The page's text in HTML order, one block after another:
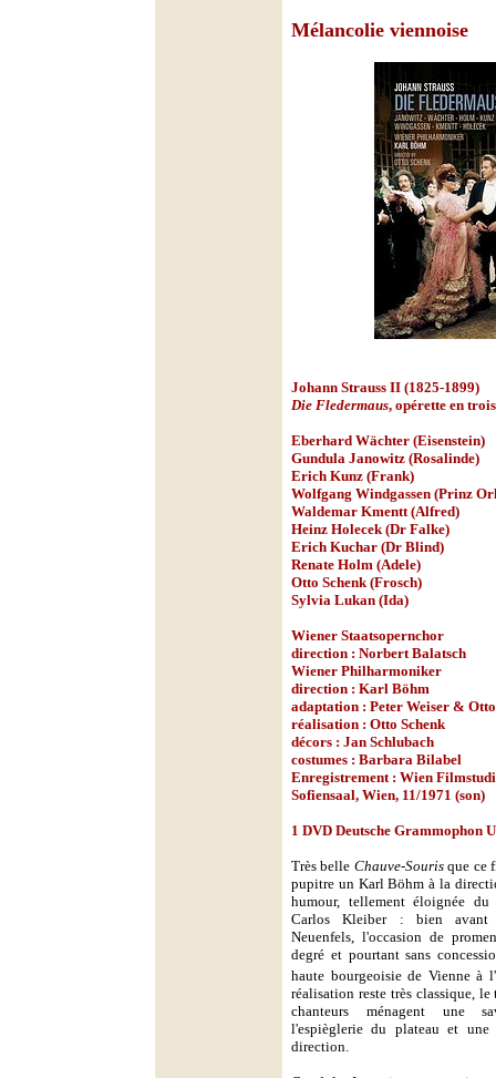
Mélancolie viennoise
Johann Strauss II (1825-1899)
Die Fledermaus, opérette en
Eberhard Wächter (Eisenstein)
Gundula Janowitz (Rosalinde)
Erich Kunz (Frank)
Wolfgang Windgassen (Prinz
Waldemar Kmentt (Alfred)
Heinz Holecek (Dr Falke)
Erich Kuchar (Dr Blind)
Renate Holm (Adele)
Otto Schenk (Frosch)
Sylvia Lukan (Ida)
Wiener Staatsopernchor
direction : Norbert Balatsch
Wiener Philharmoniker
direction : Karl Böhm
adaptation : Peter Weiser &
réalisation : Otto Schenk
décors : Jan Schlubach
costumes : Barbara Bilabel
Enregistrement : Wien
Sofiensaal, Wien, 11/1971 (son)
1 DVD Deutsche Grammophon
Très belle Chauve-Sourisque ce
pupitre un Karl Böhm à la
humour, tellement éloignée
Carlos Kleiber : bien avant
Neuenfels, l'occasion de
degré et pourtant sans
haute bourgeoisie de Vienne à
réalisation reste très classique,
chanteurs ménagent une
l'espièglerie du plateau et une
direction.